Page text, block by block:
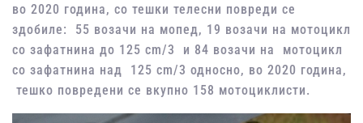
во 2020 година, со тешки телесни повреди се
здобиле: 55 возачи на мопед, 19 возачи на мотоцикл
со зафатнина до 125 cm/3 и 84 возачи на мотоцикл
со зафатнина над 125 cm/3 односно, во 2020 година,
тешко повредени се вкупно 158 мотоциклисти.